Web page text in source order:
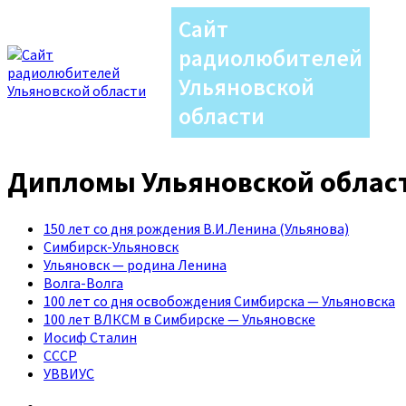
Сайт
радиолюбителей
Ульяновской
области
Дипломы Ульяновской
150 лет со дня рождения В.И.Ленина (Ульянова)
Симбирск-Ульяновск
Ульяновск — родина Ленина
Волга-Волга
100 лет со дня освобождения Симбирска — Ульяновска
100 лет ВЛКСМ в Симбирске — Ульяновске
Иосиф Сталин
СССР
УВВИУС